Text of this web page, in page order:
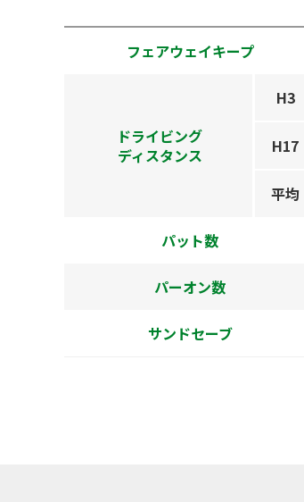
フェアウェイキープ
ドライビング
ディスタンス
H3
H17
平均
パット数
パーオン数
サンドセーブ